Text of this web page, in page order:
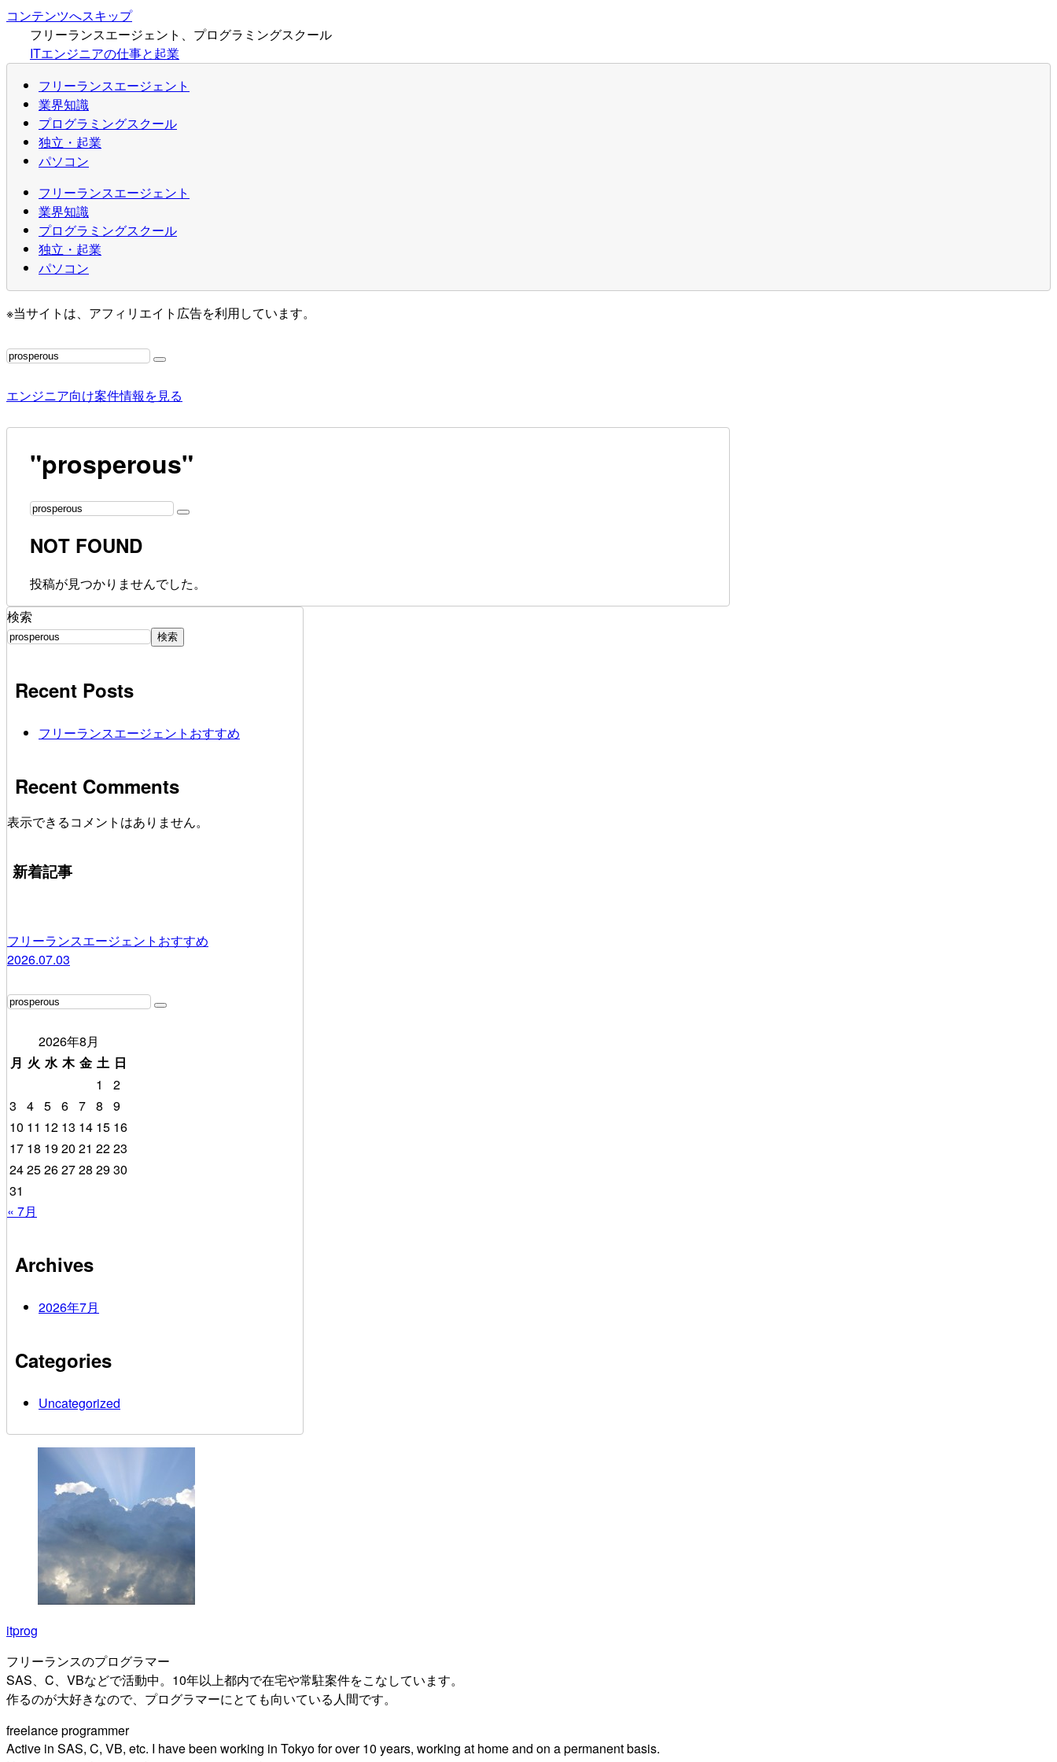
コンテンツへスキップ
フリーランスエージェント、プログラミングスクール
ITエンジニアの仕事と起業
フリーランスエージェント
業界知識
プログラミングスクール
独立・起業
パソコン
フリーランスエージェント
業界知識
プログラミングスクール
独立・起業
パソコン
※当サイトは、アフィリエイト広告を利用しています。
エンジニア向け案件情報を見る
"prosperous"
NOT FOUND
投稿が見つかりませんでした。
検索
検索
Recent Posts
フリーランスエージェントおすすめ
Recent Comments
表示できるコメントはありません。
新着記事
フリーランスエージェントおすすめ
2026.07.03
2026年8月
月 火 水 木 金 土 日
1
2
3
4 5 6 7 8
9
10 11 12 13 14 15 16
17 18 1920 21 2223
2425262728 2930
31
« 7月
Archives
2026年7月
Categories
Uncategorized
itprog
フリーランスのプログラマー
SAS、C、VBなどで活動中。10年以上都内で在宅や常駐案件をこなしています。
作るのが大好きなので、プログラマーにとても向いている人間です。
freelance programmer
Active in SAS, C, VB, etc. I have been working in Tokyo for over 10 years, working at home and on a permanent basis.